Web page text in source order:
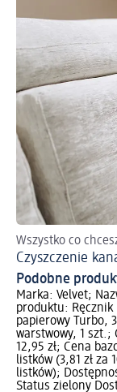
Wszystko co
Czyszczenie
Podobne
Marka: Velvet;
produktu: Ręcznik
papierowy Turbo,
warstwowy, 1 szt.;
12,95 zł; Cena
listków (3,81 zł za
listków);
Status zielony